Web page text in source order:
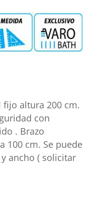
fijo altura 200 cm.
con
. Brazo
100 cm. Se puede
ancho ( solicitar